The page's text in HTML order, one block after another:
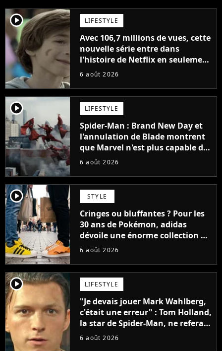
player2 LIFESTYLE
Avec 106,7 millions de vues, cette
nouvelle série entre dans
l'histoire de Netflix en seulement
48 jours
6 août 2026
player2 LIFESTYLE
Spider-Man : Brand New Day et
l'annulation de Blade montrent
que Marvel n'est plus capable de
faire quoi que ce soit de simple
6 août 2026
player2 STYLE
Cringes ou bluffantes ? Pour les
30 ans de Pokémon, adidas
dévoile une énorme collection de
sneakers et je ne sais pas quoi en
6 août 2026
player2 LIFESTYLE
"Je devais jouer Mark Wahlberg,
c'était une erreur" : Tom Holland,
la star de Spider-Man, ne referait
pas ce blockbuster
6 août 2026